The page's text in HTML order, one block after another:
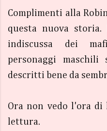
Complimenti alla
questa nuova storia.
indiscussa dei
personaggi maschili
descritti bene da
Ora non vedo l'ora di
lettura.